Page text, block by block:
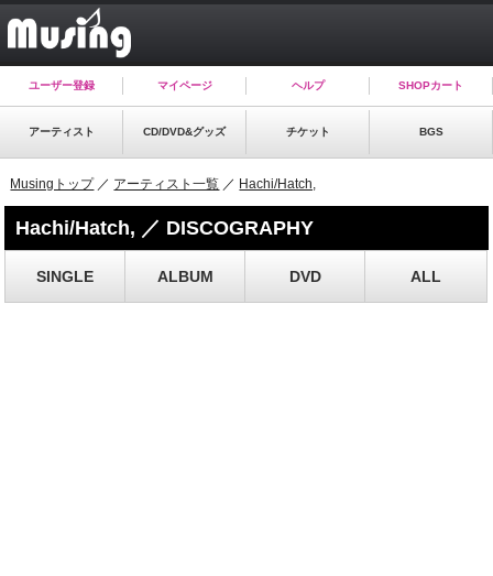
ユーザー登録 マイページ ヘルプ SHOPカート
アーティスト CD/DVD&グッズ チケット BGS
Musingトップ／ アーティスト一覧 ／ Hachi/Hatch,
Hachi/Hatch, ／ DISCOGRAPHY
SINGLE ALBUM DVD ALL